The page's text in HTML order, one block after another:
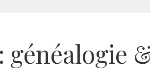
généalogie